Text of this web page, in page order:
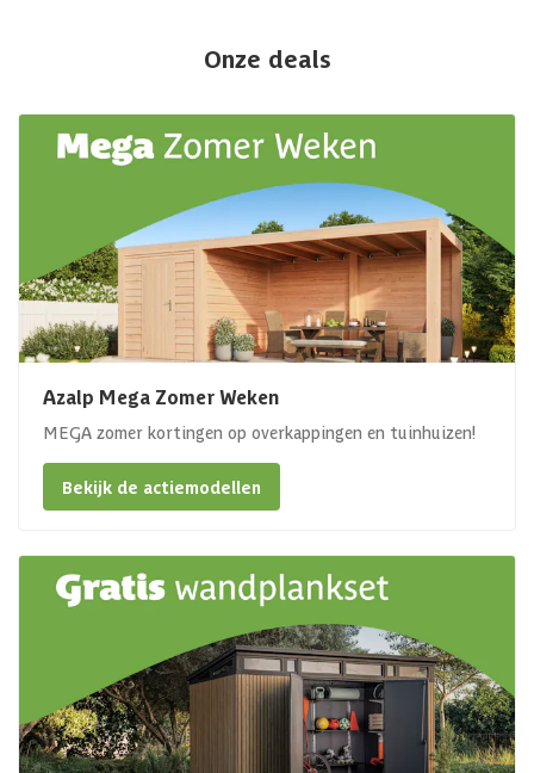
Onze deals
Azalp Mega Zomer Weken
MEGA zomer kortingen op overkappingen en tuinhuizen!
Bekijk de actiemodellen